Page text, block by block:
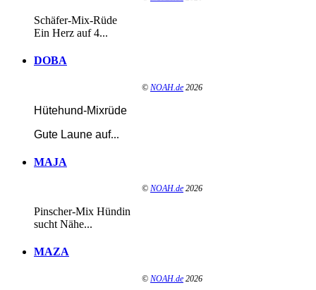
Schäfer-Mix-Rüde
Ein Herz auf 4...
DOBA
© NOAH.de 2026
Hütehund-Mixrüde
Gute Laune auf...
MAJA
© NOAH.de 2026
Pinscher-Mix Hündin
sucht Nähe...
MAZA
© NOAH.de 2026